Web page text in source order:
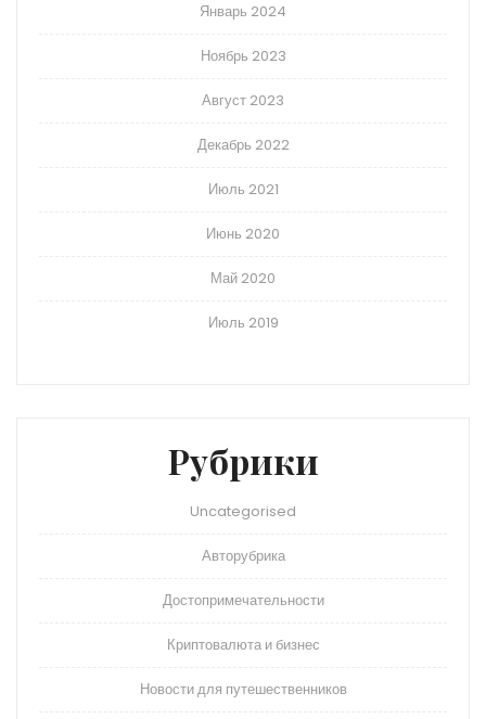
Январь 2024
Ноябрь 2023
Август 2023
Декабрь 2022
Июль 2021
Июнь 2020
Май 2020
Июль 2019
Рубрики
Uncategorised
Авторубрика
Достопримечательности
Криптовалюта и бизнес
Новости для путешественников